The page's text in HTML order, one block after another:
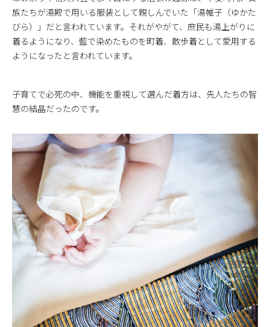
族たちが湯殿で用いる服装として親しんでいた「湯帷子（ゆかた
びら）」だと言われています。それがやがて、庶民も湯上がりに
着るようになり、藍で染めたものを町着、散歩着として愛用する
ようになったと言われています。
子育てで必死の中、機能を重視して選んだ着方は、先人たちの智
慧の結晶だったのです。